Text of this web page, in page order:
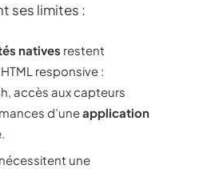
ses limites :
natives restent
responsive :
accès aux capteurs
d’uneapplication
une